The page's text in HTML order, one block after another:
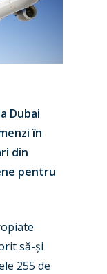
Dubai
în
din
pentru
să-și
255 de